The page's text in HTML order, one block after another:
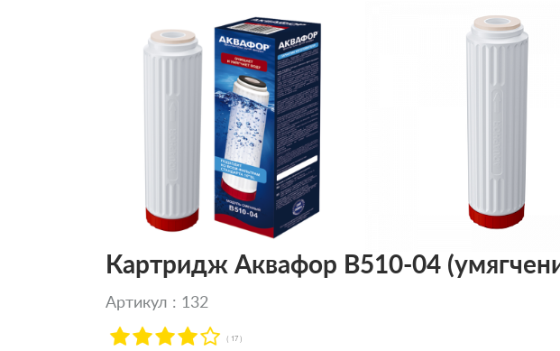
Картридж Аквафор В510-04
Артикул : 132
( 17 )